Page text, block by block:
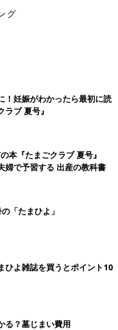
グ
！妊娠がわかったら最初に読
ブ 夏号』
本『たまごクラブ 夏号』
婦で予習する 出産の教科書
「たまひよ」
ひよ雑誌を買うとポイント10
る？墓じまい費用